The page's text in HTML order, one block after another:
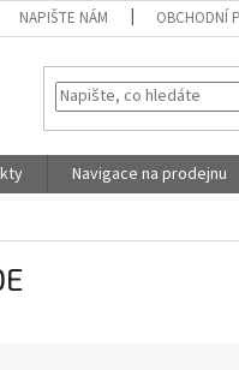
NAPIŠTE NÁM OBCHODNÍ
Navigace na prodejnu